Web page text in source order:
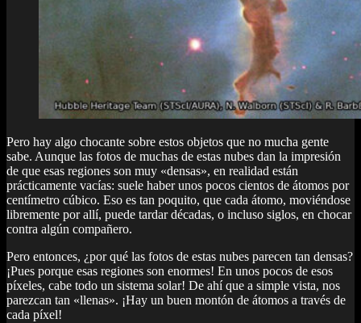
Pero hay algo chocante sobre estos objetos que no mucha gente
sabe. Aunque las fotos de muchas de estas nubes dan la impresión
de que esas regiones son muy «densas», en realidad están
prácticamente vacías: suele haber unos pocos cientos de átomos por
centímetro cúbico. Eso es tan poquito, que cada átomo, moviéndose
libremente por allí, puede tardar décadas, o incluso siglos, en chocar
contra algún compañero.
Pero entonces, ¿por qué las fotos de estas nubes parecen tan densas?
¡Pues porque esas regiones son enormes! En unos pocos de esos
píxeles, cabe todo un sistema solar! De ahí que a simple vista, nos
parezcan tan «llenas». ¡Hay un buen montón de átomos a través de
cada píxel!